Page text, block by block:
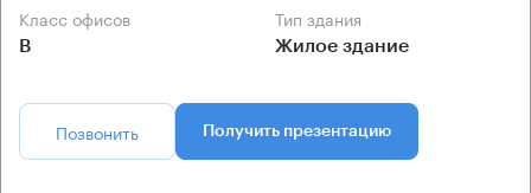
Класс офисов
B
Тип здания
Жилое здание
Позвонить Получить презентацию